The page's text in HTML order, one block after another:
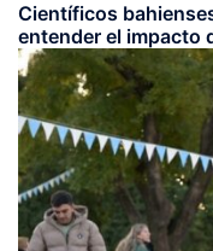
Científicos
entender el impacto